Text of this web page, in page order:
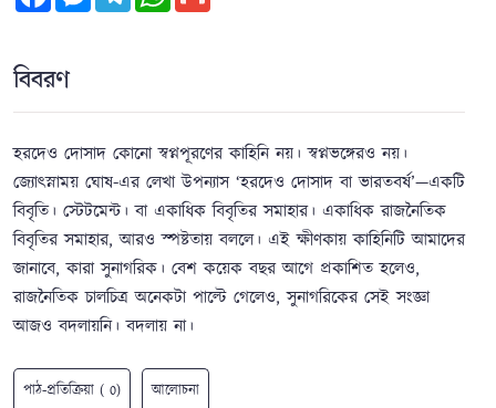
বিবরণ
হরদেও দোসাদ কোনো স্বপ্নপূরণের কাহিনি নয়। স্বপ্নভঙ্গেরও নয়।
জ্যোৎস্নাময় ঘোষ-এর লেখা উপন্যাস ‘হরদেও দোসাদ বা ভারতবর্ষ’—একটি
বিবৃতি। স্টেটমেন্ট। বা একাধিক বিবৃতির সমাহার। একাধিক রাজনৈতিক
বিবৃতির সমাহার, আরও স্পষ্টতায় বললে। এই ক্ষীণকায় কাহিনিটি আমাদের
জানাবে, কারা সুনাগরিক। বেশ কয়েক বছর আগে প্রকাশিত হলেও,
রাজনৈতিক চালচিত্র অনেকটা পাল্টে গেলেও, সুনাগরিকের সেই সংজ্ঞা
আজও বদলায়নি। বদলায় না।
পাঠ-প্রতিক্রিয়া ( 0) আলোচনা